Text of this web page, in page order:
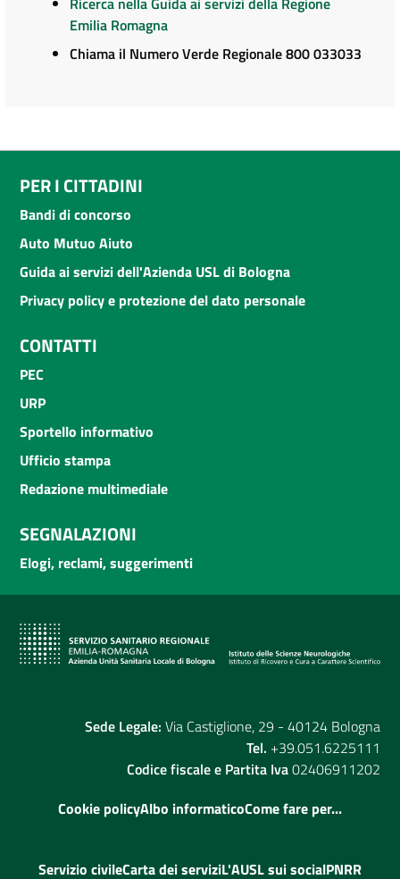
Emilia Romagna
Chiama il Numero Verde Regionale 800 033033
PER I CITTADINI
Bandi di concorso
Auto Mutuo Aiuto
Guida ai servizi dell'Azienda USL di Bologna
Privacy policy e protezione del dato personale
CONTATTI
PEC
URP
Sportello informativo
Ufficio stampa
Redazione multimediale
SEGNALAZIONI
Elogi, reclami, suggerimenti
Sede Legale: Via Castiglione, 29 - 40124 Bologna
Tel. +39.051.6225111
Codice fiscale e Partita Iva02406911202
Cookie policyAlbo informaticoCome fare per...
Servizio civileCarta dei serviziL'AUSL sui socialPNRR